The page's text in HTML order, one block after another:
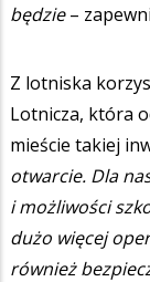
będzie–
Z lotniska
Lotnicza, która
mieście takiej
otwarcie. Dla
i możliwości
dużo więcej
również